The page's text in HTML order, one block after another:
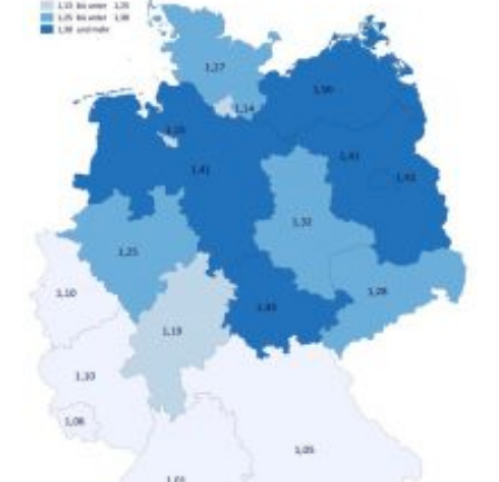
unterschiedliche Einkommensgruppen sowie für in
Deutschland geborene Menschen und Zugewanderte
verändert hat. Das Ergebnis: Während Personen mit
hohen Einkommen (oberstes Quintil der Verteilung der
Nettoäquivalenzeinkommen) nur einen moderaten
Anstieg des Mietanteils am Gesamteinkommen
hinnehmen mussten, nahm die Belastung bei
Menschen mit…